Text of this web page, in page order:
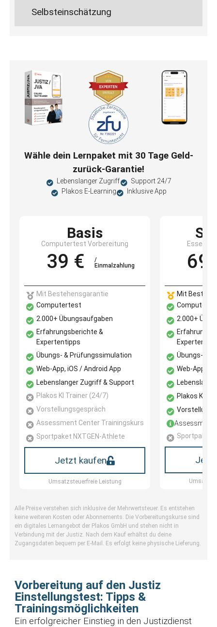
Selbsteinschätzung
Wähle dein Lernpaket mit 30 Tage Geld-
zurück-Garantie!
Lebenslanger Zugriff
Support 24/7
Plakos E-Learning
Inklusive App
Basis
Computertest Vorbereitung
39 €
/
Einmalzahlung
Mit Bestehensgarantie
Computertest
2.000+ Übungsaufgaben
Erfahrungsberichte &
Expertentipps​
Übungs- & Prüfungssimulation​
Web-App, iOS / Android App​
Lebenslanger Zugriff & Support​
Plakos KI Trainer (24/7)​
Vorstellungsgespräch
Assessment Center Trainingskurs
Sportpaket NXTGEN-Athlete
Jetzt kaufen
Umsatzsteuerfreie Leistung
69
Mit
2.000+
Übungs- &
Web-App,
Plakos KI
Assessment
Sportpaket
Alle Preise verstehen sich inklusive der Mehrwertsteuer. Es entstehen
keine weiteren Kosten oder Abonnements. Die Vorbereitungskurse sind
ein digitales Lernangebot der Plakos GmbH und stehen nicht in
Verbindung mit der Justiz. Nach dem Kauf erhältst du deine
Zugangsdaten bequem per E-Mail. Es erfolgt keine physische Lieferung.
Vorbereitung auf den Justiz
Einstellungstest: Tipps &
Trainingsmöglichkeiten
Ein erfolgreicher Einstieg in den Justizdienst